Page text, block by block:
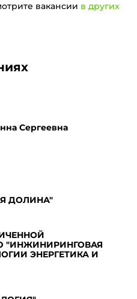
вакансии в других
в Спасске-Дальном
Сергеевна
ДОЛИНА"
"ИНЖИНИРИНГОВАЯ
ЭНЕРГЕТИКА И